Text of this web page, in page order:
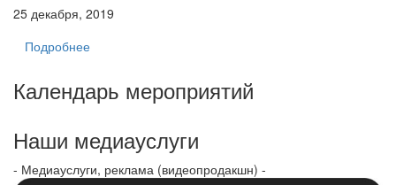
25 декабря, 2019
Подробнее
Календарь мероприятий
Наши медиауслуги
- Медиауслуги, реклама (видеопродакшн) -